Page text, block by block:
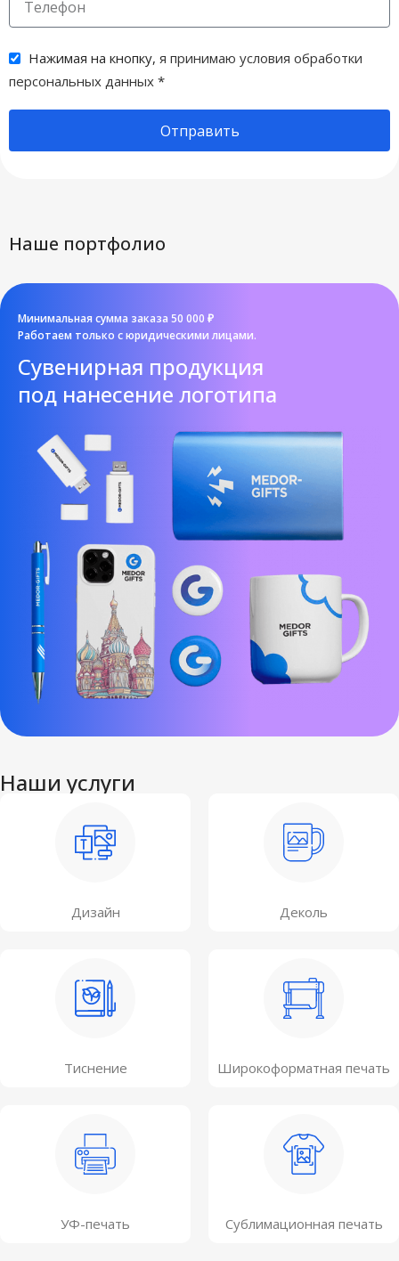
Нажимая на кнопку, я принимаю условия обработки
персональных данных *
Отправить
Наше портфолио
Минимальная сумма заказа 50 000 ₽
Работаем только с юридическими лицами.
Cувенирная продукция
под нанесение логотипа
Наши услуги
Дизайн Деколь
Тиснение Широкоформатная печать
УФ-печать Сублимационная печать